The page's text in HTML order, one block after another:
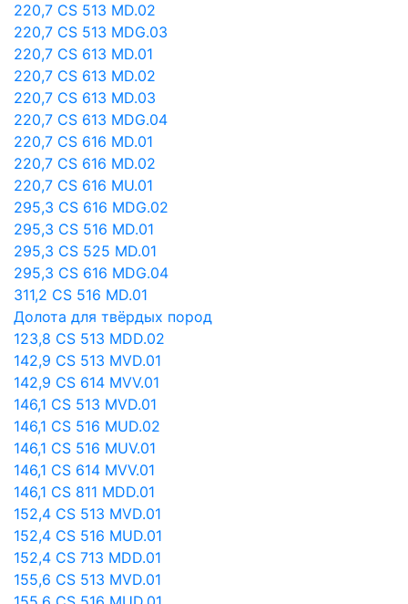
220,7 CS 513 MD.02
220,7 CS 513 MDG.03
220,7 CS 613 MD.01
220,7 CS 613 MD.02
220,7 CS 613 MD.03
220,7 CS 613 MDG.04
220,7 CS 616 MD.01
220,7 CS 616 MD.02
220,7 CS 616 MU.01
295,3 CS 616 MDG.02
295,3 CS 516 MD.01
295,3 CS 525 MD.01
295,3 CS 616 MDG.04
311,2 CS 516 MD.01
Долота для твёрдых пород
123,8 CS 513 MDD.02
142,9 CS 513 MVD.01
142,9 CS 614 MVV.01
146,1 CS 513 MVD.01
146,1 CS 516 MUD.02
146,1 CS 516 MUV.01
146,1 CS 614 MVV.01
146,1 CS 811 MDD.01
152,4 CS 513 MVD.01
152,4 CS 516 MUD.01
152,4 CS 713 MDD.01
155,6 CS 513 MVD.01